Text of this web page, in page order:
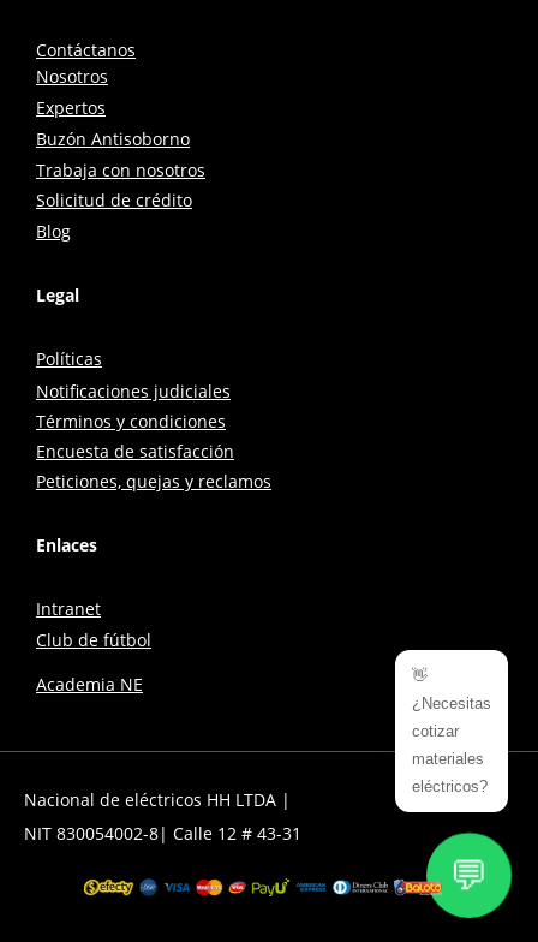
Contáctanos
Nosotros
Expertos
Buzón Antisoborno
Trabaja con nosotros
Solicitud de crédito
Blog
Legal
Políticas
Notificaciones judiciales
Términos y condiciones
Encuesta de satisfacción
Peticiones, quejas y reclamos
Enlaces
Intranet
Club de fútbol
Academia NE
👋
¿Necesitas
cotizar
materiales
eléctricos?
💬
Nacional de eléctricos HH LTDA |
NIT 830054002-8| Calle 12 # 43-31